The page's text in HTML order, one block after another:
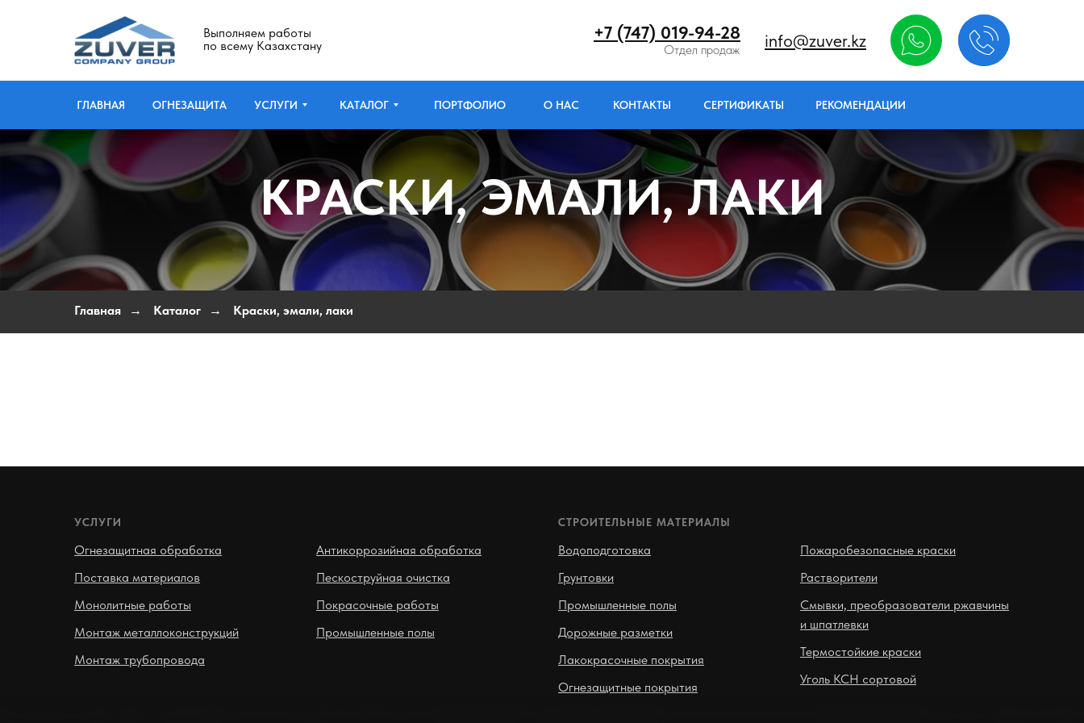
Выполняем работы
по всему Казахстану
info@zuver.kz
+7 (747) 019-94-28
Отдел продаж
ГЛАВНАЯ УСЛУГИ
ОГНЕЗАЩИТА ПОРТФОЛИО О НАС КОНТАКТЫ СЕРТИФИКАТЫ РЕКОМЕНДАЦИИ
КАТАЛОГ
КРАСКИ, ЭМАЛИ, ЛАКИ
Главная → Каталог → Краски, эмали, лаки
УСЛУГИ
Огнезащитная обработка
Поставка материалов
Монолитные работы
Монтаж металлоконструкций
Монтаж трубопровода
Антикоррозийная обработка
Пескоструйная очистка
Покрасочные работы
Промышленные полы
СТРОИТЕЛЬНЫЕ МАТЕРИАЛЫ
Водоподготовка
Грунтовки
Промышленные полы
Дорожные разметки
Лакокрасочные покрытия
Огнезащитные покрытия
Пожаробезопасные краски
Растворители
Смывки, преобразователи ржавчины
и шпатлевки
Термостойкие краски
Уголь КСН сортовой